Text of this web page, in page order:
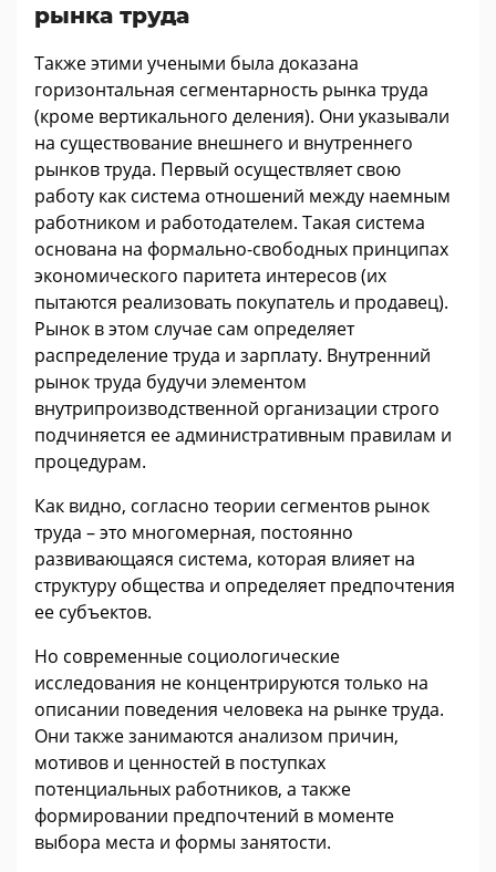
рынка труда
Также этими учеными была доказана
горизонтальная сегментарность рынка труда
(кроме вертикального деления). Они указывали
на существование внешнего и внутреннего
рынков труда. Первый осуществляет свою
работу как система отношений между наемным
работником и работодателем. Такая система
основана на формально-свободных принципах
экономического паритета интересов (их
пытаются реализовать покупатель и продавец).
Рынок в этом случае сам определяет
распределение труда и зарплату. Внутренний
рынок труда будучи элементом
внутрипроизводственной организации строго
подчиняется ее административным правилам и
процедурам.
Как видно, согласно теории сегментов рынок
труда – это многомерная, постоянно
развивающаяся система, которая влияет на
структуру общества и определяет предпочтения
ее субъектов.
Но современные социологические
исследования не концентрируются только на
описании поведения человека на рынке труда.
Они также занимаются анализом причин,
мотивов и ценностей в поступках
потенциальных работников, а также
формировании предпочтений в моменте
выбора места и формы занятости.